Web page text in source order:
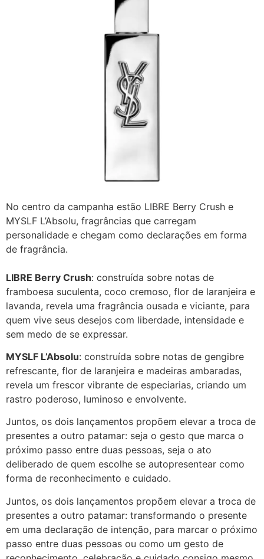
No centro da campanha estão LIBRE Berry Crush e
MYSLF L’Absolu, fragrâncias que carregam
personalidade e chegam como declarações em forma
de fragrância.
LIBRE Berry Crush: construída sobre notas de
framboesa suculenta, coco cremoso, flor de laranjeira e
lavanda, revela uma fragrância ousada e viciante, para
quem vive seus desejos com liberdade, intensidade e
sem medo de se expressar.
MYSLF L’Absolu: construída sobre notas de gengibre
refrescante, flor de laranjeira e madeiras ambaradas,
revela um frescor vibrante de especiarias, criando um
rastro poderoso, luminoso e envolvente.
Juntos, os dois lançamentos propõem elevar a troca de
presentes a outro patamar: seja o gesto que marca o
próximo passo entre duas pessoas, seja o ato
deliberado de quem escolhe se autopresentear como
forma de reconhecimento e cuidado.
Juntos, os dois lançamentos propõem elevar a troca de
presentes a outro patamar: transformando o presente
em uma declaração de intenção, para marcar o próximo
passo entre duas pessoas ou como um gesto de